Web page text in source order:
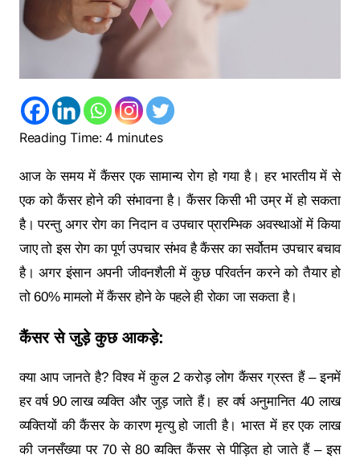
Reading Time: 4 minutes
आज के समय में कैंसर एक सामान्य रोग हो गया है। हर भारतीय में से
एक को कैंसर होने की संभावना है। कैंसर किसी भी उम्र में हो सकता
है। परन्तु अगर रोग का निदान व उपचार प्रारम्भिक अवस्थाओं में किया
जाए तो इस रोग का पूर्ण उपचार संभव है कैंसर का सर्वोतम उपचार बचाव
है। अगर इंसान अपनी जीवनशैली में कुछ परिवर्तन करने को तैयार हो
तो 60% मामलो में कैंसर होने के पहले ही रोका जा सकता है।
कैंसर से जुड़े कुछ आकड़े:
क्या आप जानते है? विश्व में कुल 2 करोड़ लोग कैंसर ग्रस्त हैं – इनमें
हर वर्ष 90 लाख व्यक्ति और जुड़ जाते हैं। हर वर्ष अनुमानित 40 लाख
व्यक्तियों की कैंसर के कारण मृत्यु हो जाती है। भारत में हर एक लाख
की जनसँख्या पर 70 से 80 व्यक्ति कैंसर से पीड़ित हो जाते हैं – इस